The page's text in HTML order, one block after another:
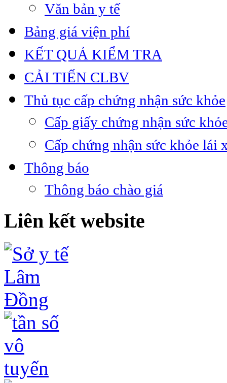
Văn bản y tế
Bảng giá viện phí
KẾT QUẢ KIỂM TRA
CẢI TIẾN CLBV
Thủ tục cấp chứng nhận sức khỏe
Cấp giấy chứng nhận sức
Cấp chứng nhận sức khỏe lái
Thông báo
Thông báo chào giá
Liên kết website